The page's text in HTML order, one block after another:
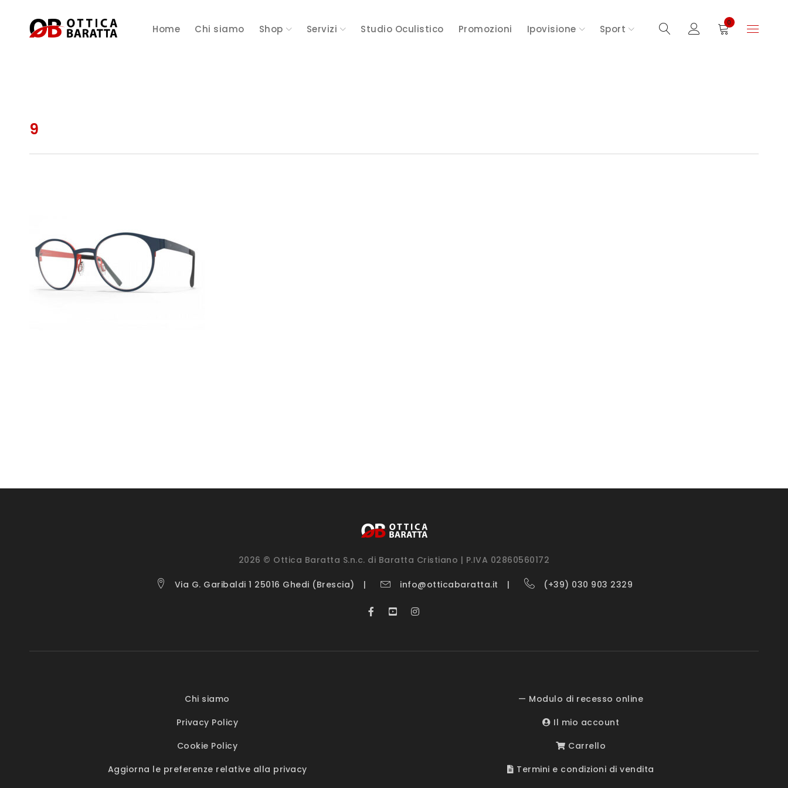
Home Chi siamo Shop Servizi Studio Oculistico Promozioni Ipovisione Sport
0
9
2026 © Ottica Baratta S.n.c. di Baratta Cristiano | P.IVA 02860560172
Via G. Garibaldi 1 25016 Ghedi (Brescia) info@otticabaratta.it (+39) 030 903 2329
Chi siamo
Privacy Policy
Cookie Policy
Aggiorna le preferenze relative alla privacy
— Modulo di recesso online
Il mio account
Carrello
Termini e condizioni di vendita